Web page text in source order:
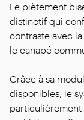
Le piètement
distinctif qui
contraste avec
le canapé
Grâce à sa
disponibles, le
particulièrement